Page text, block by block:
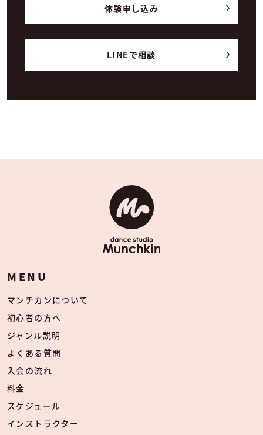
体験申し込み
LINEで相談
MENU
マンチカンについて
初心者の方へ
ジャンル説明
よくある質問
入会の流れ
料金
スケジュール
インストラクター